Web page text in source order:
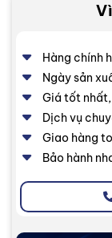
Hàng chính
Ngày sản
Giá tốt
Dịch vụ
Giao hàng
Bảo hành